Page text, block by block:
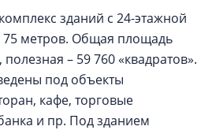
зданий с 24-этажной
метров. Общая площадь
– 59 760 «квадратов».
под объекты
кафе, торговые
и пр. Под зданием